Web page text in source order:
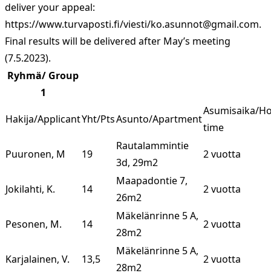
deliver your appeal:
https://www.turvaposti.fi/viesti/ko.asunnot@gmail.com.
Final results will be delivered after May’s meeting
(7.5.2023).
Ryhmä/ Group
1
Hakija/ApplicantYht/PtsAsunto/Apartment
Asumisaika/
time
Puuronen, M
19
Rautalammintie
3d, 29m2
2 vuotta
Jokilahti, K. 14
Maapadontie 7,
26m2
2 vuotta
Pesonen, M. 14
Mäkelänrinne 5 A,
28m2
2 vuotta
Karjalainen, V. 13,5
Mäkelänrinne 5 A,
28m2
2 vuotta